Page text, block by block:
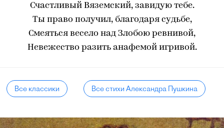
Счастливый Вяземский, завидую тебе.
Ты право получил, благодаря судьбе,
Смеяться весело над Злобою ревнивой,
Невежество разить анафемой игривой.
Все классики Все стихи Александра Пушкина